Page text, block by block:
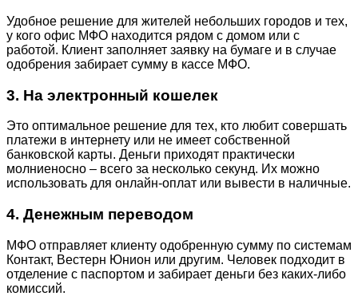
Удобное решение для жителей небольших городов и тех,
у кого офис МФО находится рядом с домом или с
работой. Клиент заполняет заявку на бумаге и в случае
одобрения забирает сумму в кассе МФО.
3. На электронный кошелек
Это оптимальное решение для тех, кто любит совершать
платежи в интернету или не имеет собственной
банковской карты. Деньги приходят практически
молниеносно – всего за несколько секунд. Их можно
использовать для онлайн-оплат или вывести в наличные.
4. Денежным переводом
МФО отправляет клиенту одобренную сумму по системам
Контакт, Вестерн Юнион или другим. Человек подходит в
отделение с паспортом и забирает деньги без каких-либо
комиссий.